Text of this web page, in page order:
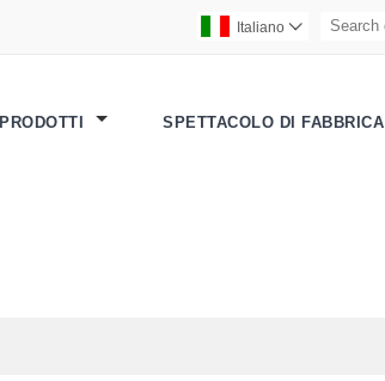
Italiano 
PRODOTTI SPETTACOLO DI FABBRICA